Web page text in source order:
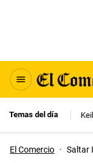
Temas del día
El Comercio · Saltar